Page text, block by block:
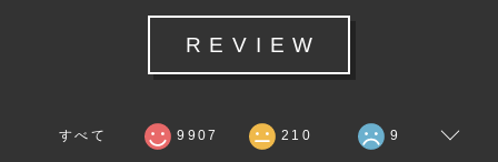
REVIEW
すべて 9907 210 9